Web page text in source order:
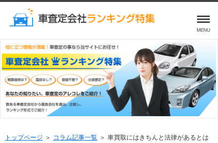
MENU
トップページ ＞ コラム記事一覧 ＞ 車買取にはきちんと法律があるとは